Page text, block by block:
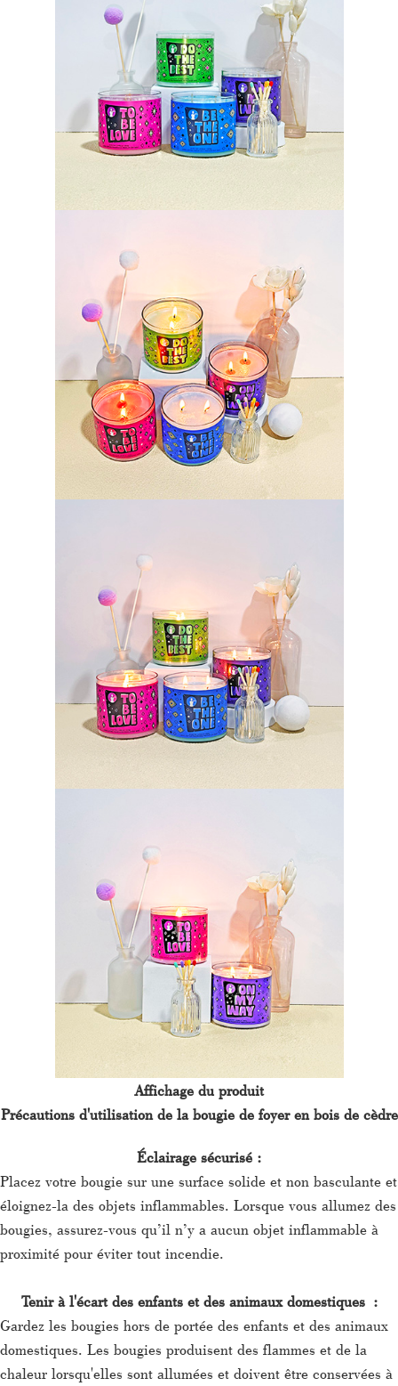
Affichage du produit
Précautions d'utilisation de la bougie de foyer en bois de cèdre
Éclairage sécurisé :
Placez votre bougie sur une surface solide et non basculante et
éloignez-la des objets inflammables. Lorsque vous allumez des
bougies, assurez-vous qu’il n’y a aucun objet inflammable à
proximité pour éviter tout incendie.
Tenir à l'écart des enfants et des animaux domestiques :
Gardez les bougies hors de portée des enfants et des animaux
domestiques. Les bougies produisent des flammes et de la
chaleur lorsqu'elles sont allumées et doivent être conservées à